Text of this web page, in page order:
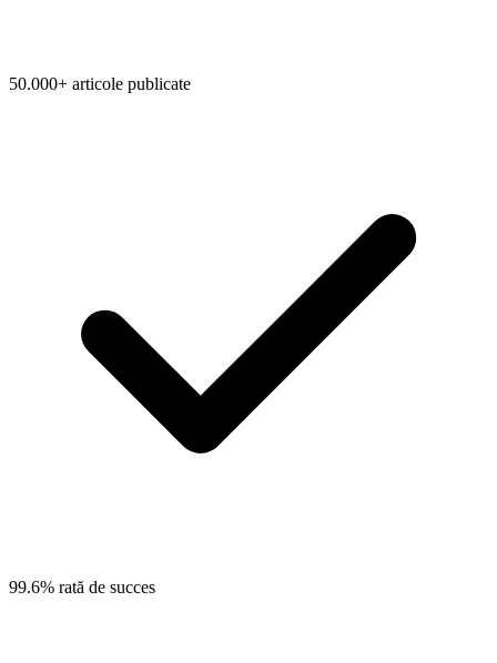
50.000+ articole publicate
99.6% rată de succes